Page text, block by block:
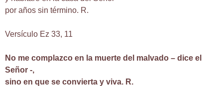
por años sin término. R.
Versículo Ez 33, 11
No me complazco en la muerte del malvado – dice el
Señor -,
sino en que se convierta y viva. R.